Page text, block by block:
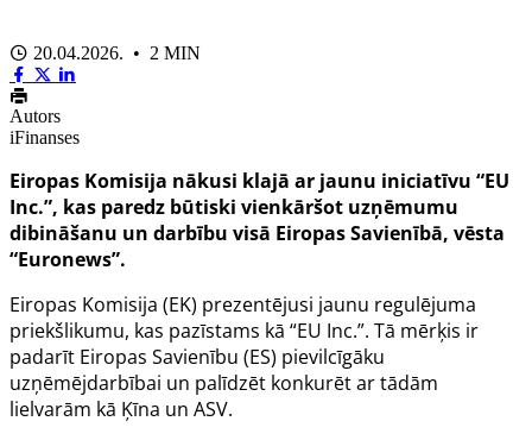
20.04.2026. • 2 MIN
Autors
iFinanses
Eiropas Komisija nākusi klajā ar jaunu iniciatīvu “EU
Inc.”, kas paredz būtiski vienkāršot uzņēmumu
dibināšanu un darbību visā Eiropas Savienībā, vēsta
“Euronews”.
Eiropas Komisija (EK) prezentējusi jaunu regulējuma
priekšlikumu, kas pazīstams kā “EU Inc.”. Tā mērķis ir
padarīt Eiropas Savienību (ES) pievilcīgāku
uzņēmējdarbībai un palīdzēt konkurēt ar tādām
lielvarām kā Ķīna un ASV.